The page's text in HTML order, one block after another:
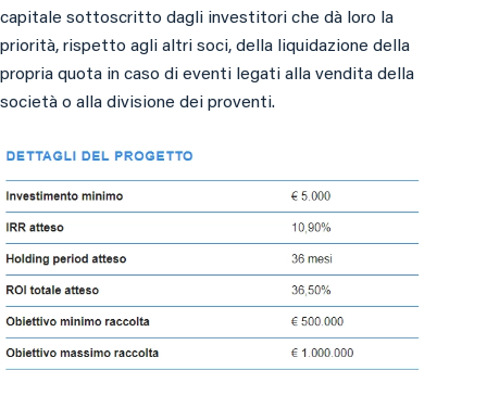
capitale sottoscritto dagli investitori che dà loro la
priorità, rispetto agli altri soci, della liquidazione della
propria quota in caso di eventi legati alla vendita della
società o alla divisione dei proventi.